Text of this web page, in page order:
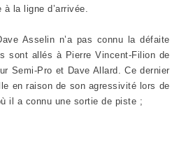
la ligne d’arrivée.
Asselin n’a pas connu la défaite
sont allés à Pierre Vincent-Filion de
Semi-Pro et Dave Allard. Ce dernier
en raison de son agressivité lors de
il a connu une sortie de piste ;